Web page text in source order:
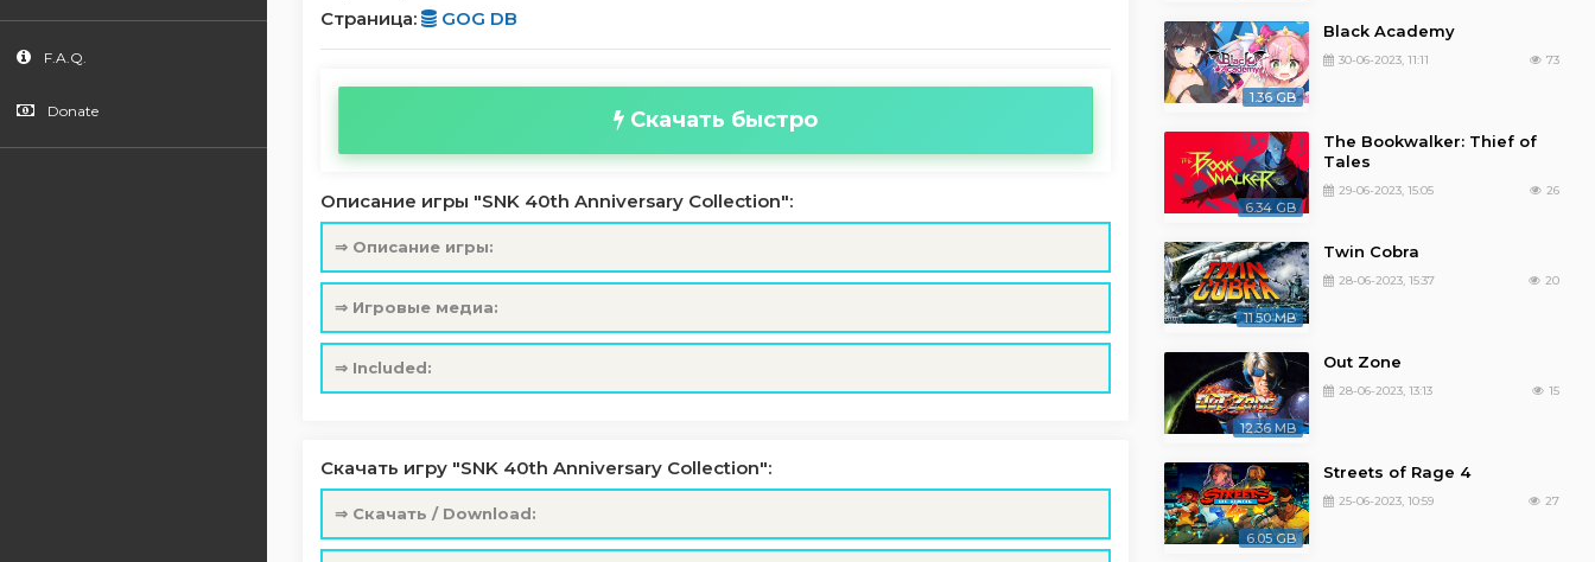
F.A.Q.
Donate
Страница:
GOG DB
Скачать быстро
Описание игры "SNK 40th Anniversary Collection":
⇒ Описание игры:
⇒ Игровые медиа:
⇒ Included:
Скачать игру "SNK 40th Anniversary Collection":
⇒ Скачать / Download:
1.36 GB
Black Academy
30-06-2023, 11:11 73
6.34 GB
The Bookwalker: Thief of
Tales
29-06-2023, 15:05 26
11.50 MB
Twin Cobra
28-06-2023, 15:37 20
12.36 MB
Out Zone
28-06-2023, 13:13 15
6.05 GB
Streets of Rage 4
25-06-2023, 10:59 27